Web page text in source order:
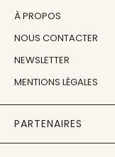
À PROPOS
NOUS CONTACTER
NEWSLETTER
MENTIONS LÉGALES
PARTENAIRES